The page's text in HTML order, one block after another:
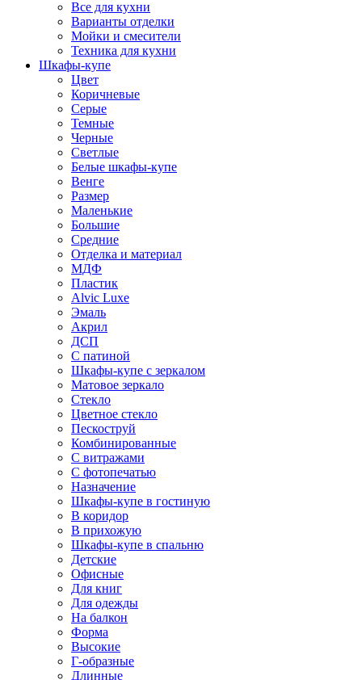
Все для кухни
Варианты отделки
Мойки и смесители
Техника для кухни
Шкафы-купе
Цвет
Коричневые
Серые
Темные
Черные
Светлые
Белые шкафы-купе
Венге
Размер
Маленькие
Большие
Средние
Отделка и материал
МДФ
Пластик
Alvic Luxe
Эмаль
Акрил
ДСП
С патиной
Шкафы-купе с зеркалом
Матовое зеркало
Стекло
Цветное стекло
Пескоструй
Комбинированные
С витражами
С фотопечатью
Назначение
Шкафы-купе в гостиную
В коридор
В прихожую
Шкафы-купе в спальню
Детские
Офисные
Для книг
Для одежды
На балкон
Форма
Высокие
Г-образные
Длинные